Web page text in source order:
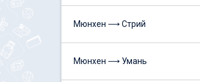
Мюнхен ⟶ Стрий
Мюнхен ⟶ Умань